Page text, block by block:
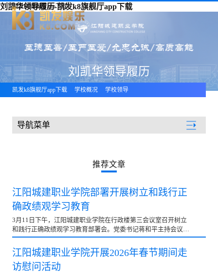
刘凯华领导履历-凯发k8旗舰厅app下载
凯发k8旗舰厅app下载
刘凯华领导履历
凯发k8旗舰厅app下载 学校概况 学校领导
导航菜单
推荐文章
江阳城建职业学院部署开展树立和践行正
确政绩观学习教育
3月11日下午，江阳城建职业学院在行政楼第三会议室召开树立
和践行正确政绩观学习教育部署会。党委书记蒋和平主持会议。
校领导、党委委员、各党总支书记、副书记，各二级学院院长及
行政部门负责人参加会议。 会上，党委书记蒋和平对学校开展树
立和践行正确政绩观学习教育工作进行了全面部署。他指出，本
次学习教育要坚持融入日常、抓在经常，一体推进学查改。要抓
江阳城建职业学院开展2026年春节期间走
访慰问活动